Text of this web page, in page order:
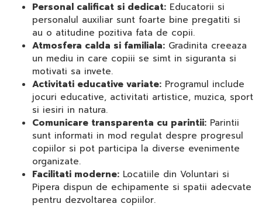
Personal calificat si dedicat: Educatorii si
personalul auxiliar sunt foarte bine pregatiti si
au o atitudine pozitiva fata de copii.
Atmosfera calda si familiala: Gradinita creeaza
un mediu in care copiii se simt in siguranta si
motivati sa invete.
Activitati educative variate: Programul include
jocuri educative, activitati artistice, muzica, sport
si iesiri in natura.
Comunicare transparenta cu parintii: Parintii
sunt informati in mod regulat despre progresul
copiilor si pot participa la diverse evenimente
organizate.
Facilitati moderne: Locatiile din Voluntari si
Pipera dispun de echipamente si spatii adecvate
pentru dezvoltarea copiilor.